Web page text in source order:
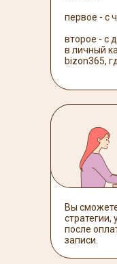
Вы
стратегии,
после
записи.
второе - с
в личный
bizon365,
первое - с